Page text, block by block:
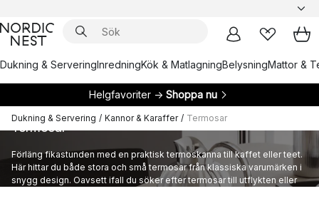
Dukning & ServeringInredningKök & MatlagningBelysningMattor &
Helgfavoriter → Shoppa nu
Dukning & Servering / Kannor & Karaffer / Termosar
Termosar
Förläng fikastunden med en praktisk termoskanna till kaffet eller teet.
Här hittar du både stora och små termosar från klassiska varumärken i
snygg design. Oavsett ifall du söker efter termosar till utflykten eller